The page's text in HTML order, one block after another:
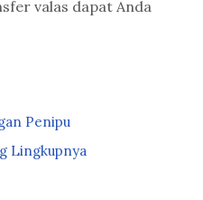
valas dapat Anda
Penipu
Lingkupnya